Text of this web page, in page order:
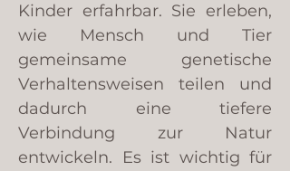
Kinder erfahrbar. Sie erleben,
wie Mensch und Tier
gemeinsame genetische
Verhaltensweisen teilen und
dadurch eine tiefere
Verbindung zur Natur
entwickeln. Es ist wichtig für